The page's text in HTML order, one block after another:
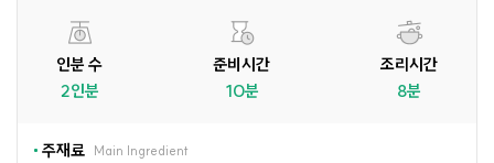
인분 수
2인분
준비시간
10분
조리시간
8분
주재료 Main Ingredient